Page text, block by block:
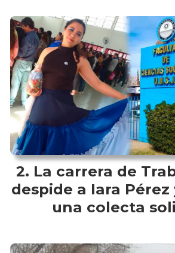
La carrera de
despide a Iara
una colecta